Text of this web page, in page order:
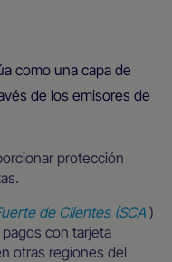
como una capa de
de los emisores de
protección
de Clientes (SCA )
con tarjeta
otras regiones del